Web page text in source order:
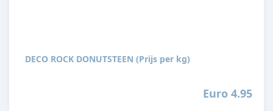
DECO ROCK DONUTSTEEN (Prijs per kg)
Euro 4.95